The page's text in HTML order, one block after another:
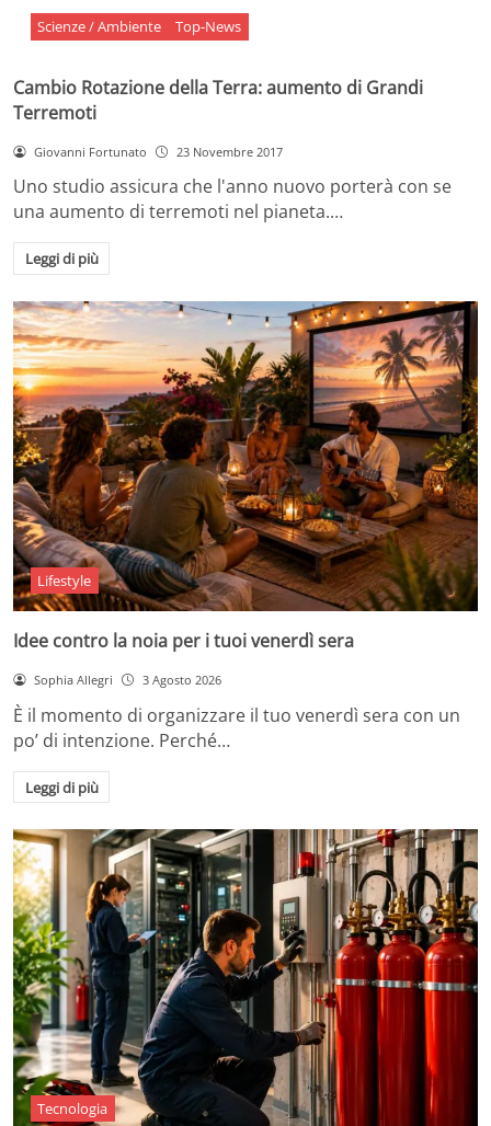
Scienze / Ambiente Top-News
Cambio Rotazione della Terra: aumento di Grandi
Terremoti
Giovanni Fortunato 23 Novembre 2017
Uno studio assicura che l'anno nuovo porterà con se
una aumento di terremoti nel pianeta.…
Leggi di più
Lifestyle
Idee contro la noia per i tuoi venerdì sera
Sophia Allegri 3 Agosto 2026
È il momento di organizzare il tuo venerdì sera con un
po’ di intenzione. Perché…
Leggi di più
Tecnologia